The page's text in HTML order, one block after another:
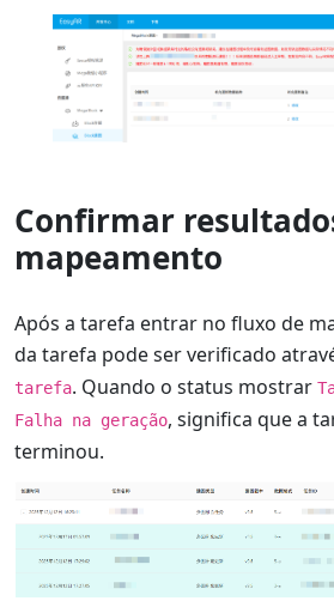
Confirmar
mapeamento
Após a tarefa entrar no fluxo de
da tarefa pode ser verificado
tarefa. Quando o status mostrar
Falha na geração, significa que a
terminou.